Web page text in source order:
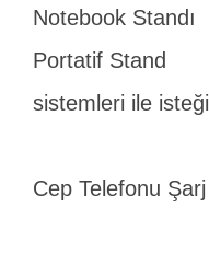
Notebook Standı
Portatif Stand
sistemleri ile
Cep Telefonu